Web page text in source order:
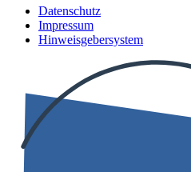
Datenschutz
Impressum
Hinweisgebersystem